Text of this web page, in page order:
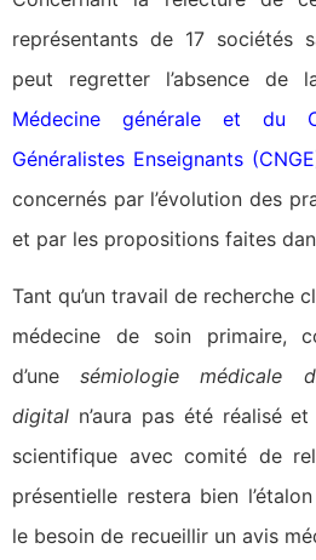
représentants de 17 sociétés
peut regretter l’absence de
Médecine générale et du
Généralistes Enseignants
concernés par l’évolution des
et par les propositions faites
Tant qu’un travail de recherche
médecine de soin primaire,
d’unesémiologie médicale
digital n’aura pas été réalisé
scientifique avec comité de
présentielle restera bien
le besoin de recueillir un avis